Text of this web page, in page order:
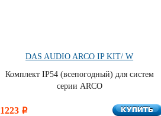
DAS AUDIO ARCO IP KIT/ W
Комплект IP54 (всепогодный) для систем
серии ARCO
1223 i КУПИТЬ
КУПИТЬ